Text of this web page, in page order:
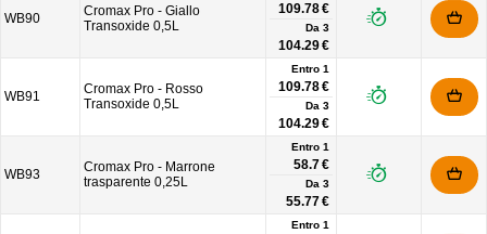
WB90
Cromax Pro - Giallo
Transoxide 0,5L
109.78 €
Da 3
104.29 €
WB91
Cromax Pro - Rosso
Transoxide 0,5L
Entro 1
109.78 €
Da 3
104.29 €
WB93
Cromax Pro - Marrone
trasparente 0,25L
Entro 1
58.7 €
Da 3
55.77 €
Entro 1